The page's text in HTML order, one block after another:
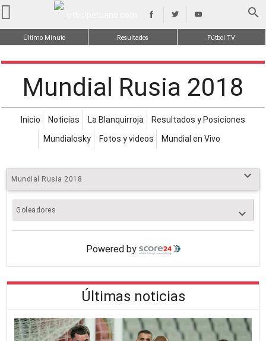
search
Último Minuto Resultados Fútbol TV
Mundial Rusia 2018
Inicio Noticias La Blanquirroja Resultados y Posiciones
Mundialosky Fotos y videos Mundial en Vivo
Mundial Rusia 2018 keyboard_arrow_down
Goleadores keyboard_arrow_down
Powered by
Últimas noticias